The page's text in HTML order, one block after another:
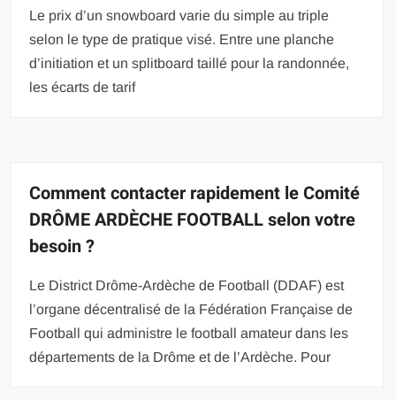
Le prix d’un snowboard varie du simple au triple
selon le type de pratique visé. Entre une planche
d’initiation et un splitboard taillé pour la randonnée,
les écarts de tarif
Comment contacter rapidement le Comité
DRÔME ARDÈCHE FOOTBALL selon votre
besoin ?
Le District Drôme-Ardèche de Football (DDAF) est
l’organe décentralisé de la Fédération Française de
Football qui administre le football amateur dans les
départements de la Drôme et de l’Ardèche. Pour